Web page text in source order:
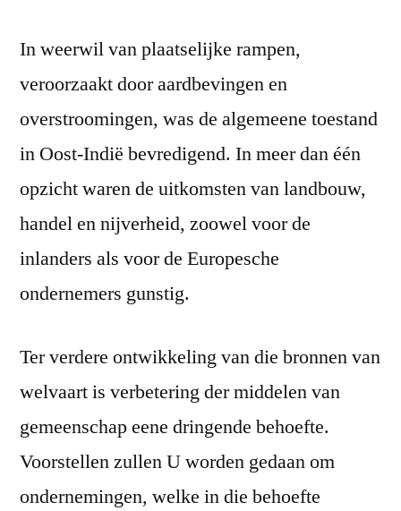
In weerwil van plaatselijke rampen,
veroorzaakt door aardbevingen en
overstroomingen, was de algemeene toestand
in Oost-Indië bevredigend. In meer dan één
opzicht waren de uitkomsten van landbouw,
handel en nijverheid, zoowel voor de
inlanders als voor de Europesche
ondernemers gunstig.
Ter verdere ontwikkeling van die bronnen van
welvaart is verbetering der middelen van
gemeenschap eene dringende behoefte.
Voorstellen zullen U worden gedaan om
ondernemingen, welke in die behoefte